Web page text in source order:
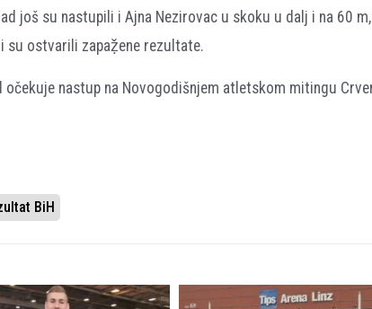
još su nastupili i Ajna Nezirovac u skoku u dalj i na 60
su ostvarili zapaẓ̌ene rezultate.
očekuje nastup na Novogodišnjem atletskom mitingu
BiH